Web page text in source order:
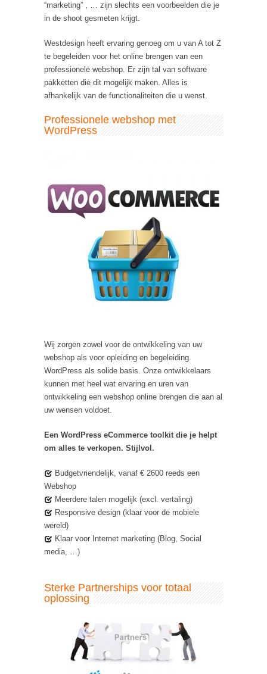
“marketing” , … zijn slechts een voorbeelden die je
in de shoot gesmeten krijgt.
Westdesign heeft ervaring genoeg om u van A tot Z
te begeleiden voor het online brengen van een
professionele webshop. Er zijn tal van software
pakketten die dit mogelijk maken. Alles is
afhankelijk van de functionaliteiten die u wenst.
Professionele webshop met
WordPress
Wij zorgen zowel voor de ontwikkeling van uw
webshop als voor opleiding en begeleiding.
WordPress als solide basis. Onze ontwikkelaars
kunnen met heel wat ervaring en uren van
ontwikkeling een webshop online brengen die aan al
uw wensen voldoet.
Een WordPress eCommerce toolkit die je helpt
om alles te verkopen. Stijlvol.
Budgetvriendelijk, vanaf € 2600 reeds een
Webshop
Meerdere talen mogelijk (excl. vertaling)
Responsive design (klaar voor de mobiele
wereld)
Klaar voor Internet marketing (Blog, Social
media, …)
Sterke Partnerships voor totaal
oplossing